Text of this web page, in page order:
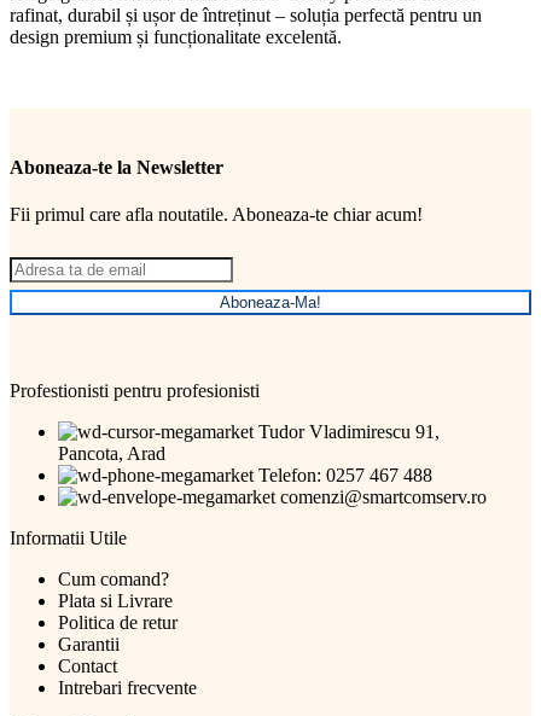
rafinat, durabil și ușor de întreținut – soluția perfectă pentru un
design premium și funcționalitate excelentă.
Aboneaza-te la Newsletter
Fii primul care afla noutatile. Aboneaza-te chiar acum!
Aboneaza-Ma!
Profestionisti pentru profesionisti
Tudor Vladimirescu 91,
Pancota, Arad
Telefon: 0257 467 488
comenzi@smartcomserv.ro
Informatii Utile
Cum comand?
Plata si Livrare
Politica de retur
Garantii
Contact
Intrebari frecvente